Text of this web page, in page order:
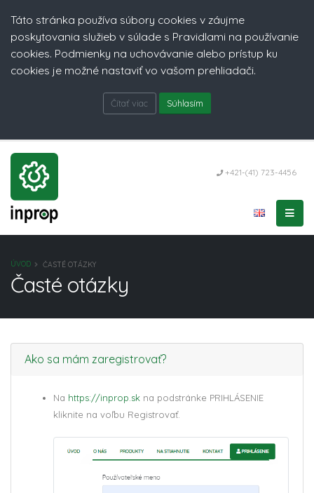
Táto stránka používa súbory cookies v záujme
poskytovania služieb v súlade s Pravidlami na používanie
cookies. Podmienky na uchovávanie alebo prístup ku
cookies je možné nastaviť vo vašom prehliadači.
Čítať viac Súhlasím
+421-(41) 723-4456
ÚVOD ČASTÉ OTÁZKY
Časté otázky
Ako sa mám zaregistrovať?
Na https://inprop.sk na podstránke PRIHLÁSENIE
kliknite na voľbu Registrovať.